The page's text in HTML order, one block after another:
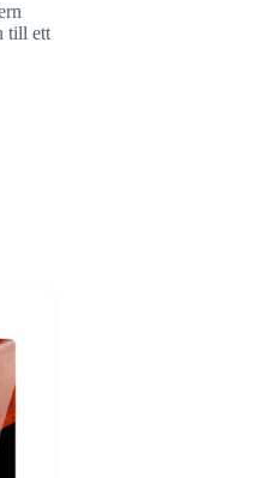
till ett